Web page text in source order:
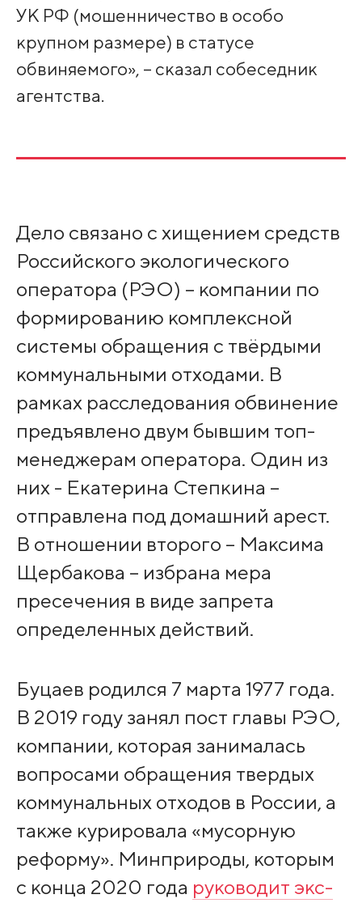
УК РФ (мошенничество в особо
крупном размере) в статусе
обвиняемого», – сказал собеседник
агентства.
Дело связано с хищением средств
Российского экологического
оператора (РЭО) – компании по
формированию комплексной
системы обращения с твёрдыми
коммунальными отходами. В
рамках расследования обвинение
предъявлено двум бывшим топ-
менеджерам оператора. Один из
них - Екатерина Степкина –
отправлена под домашний арест.
В отношении второго – Максима
Щербакова – избрана мера
пресечения в виде запрета
определенных действий.
Буцаев родился 7 марта 1977 года.
В 2019 году занял пост главы РЭО,
компании, которая занималась
вопросами обращения твердых
коммунальных отходов в России, а
также курировала «мусорную
реформу». Минприроды, которым
с конца 2020 года руководит экс-